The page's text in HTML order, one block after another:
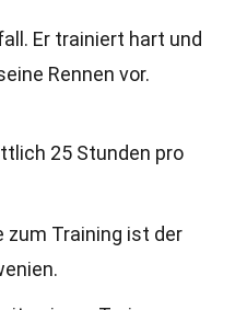
Er trainiert hart und
Rennen vor.
25 Stunden pro
zum Training ist der